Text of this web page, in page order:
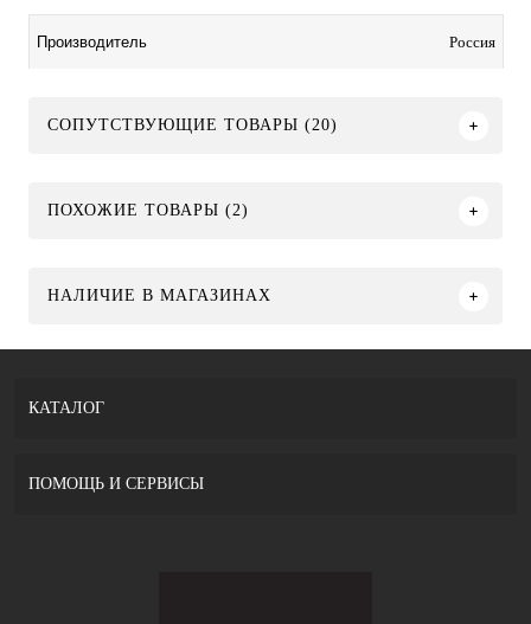
Производитель Россия
СОПУТСТВУЮЩИЕ ТОВАРЫ (20)
ПОХОЖИЕ ТОВАРЫ (2)
НАЛИЧИЕ В МАГАЗИНАХ
КАТАЛОГ
ПОМОЩЬ И СЕРВИСЫ